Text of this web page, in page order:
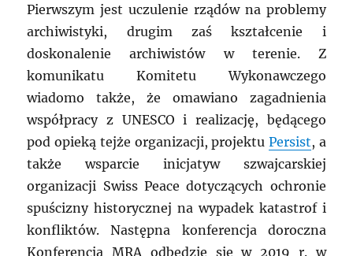
Pierwszym jest uczulenie rządów na problemy
archiwistyki, drugim zaś kształcenie i
doskonalenie archiwistów w terenie. Z
komunikatu Komitetu Wykonawczego
wiadomo także, że omawiano zagadnienia
współpracy z UNESCO i realizację, będącego
pod opieką tejże organizacji, projektu Persist, a
także wsparcie inicjatyw szwajcarskiej
organizacji Swiss Peace dotyczących ochronie
spuścizny historycznej na wypadek katastrof i
konfliktów. Następna konferencja doroczna
Konferencja MRA odbędzie się w 2019 r. w